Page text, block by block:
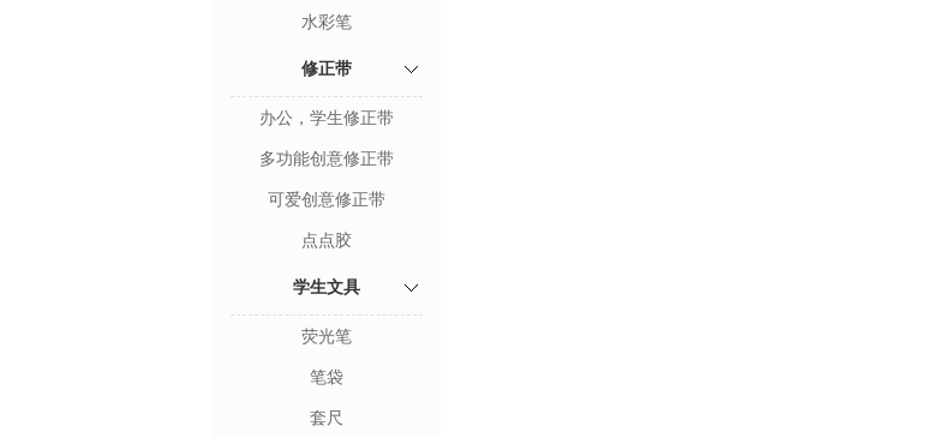
水彩笔
修正带
办公，学生修正带
多功能创意修正带
可爱创意修正带
点点胶
学生文具
荧光笔
笔袋
套尺